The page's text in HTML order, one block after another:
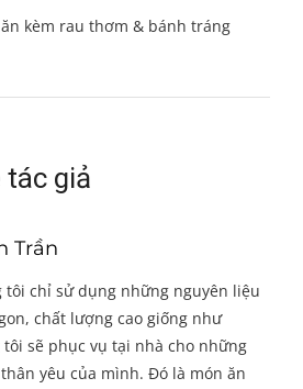
kèm rau thơm & bánh tráng
tác giả
Trần
tôi chỉ sử dụng những nguyên liệu
chất lượng cao giống như
tôi sẽ phục vụ tại nhà cho những
yêu của mình. Đó là món ăn